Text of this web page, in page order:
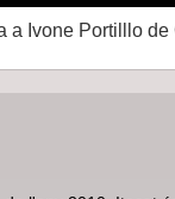
a Ivone Portilllo